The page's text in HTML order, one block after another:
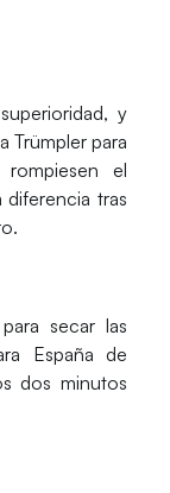
y
Trümplerpara
rompiesen el
diferencia tras
.
secar las
España de
dos minutos